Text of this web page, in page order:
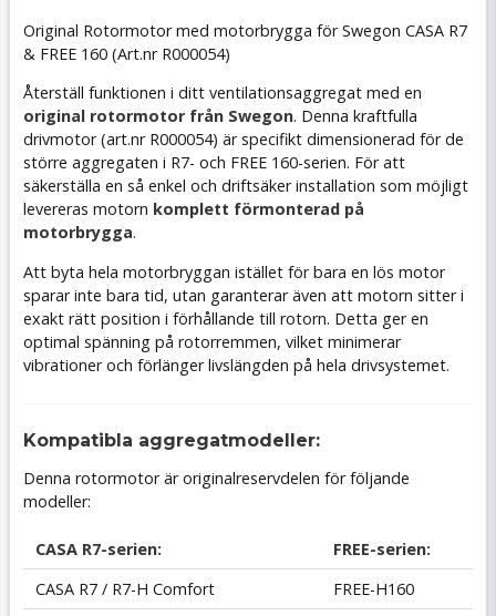
Original Rotormotor med motorbrygga för Swegon CASA R7
& FREE 160 (Art.nr R000054)
Återställ funktionen i ditt ventilationsaggregat med en
original rotormotor från Swegon. Denna kraftfulla
drivmotor (art.nr R000054) är specifikt dimensionerad för de
större aggregaten i R7- och FREE 160-serien. För att
säkerställa en så enkel och driftsäker installation som möjligt
levereras motorn komplett förmonterad på
motorbrygga.
Att byta hela motorbryggan istället för bara en lös motor
sparar inte bara tid, utan garanterar även att motorn sitter i
exakt rätt position i förhållande till rotorn. Detta ger en
optimal spänning på rotorremmen, vilket minimerar
vibrationer och förlänger livslängden på hela drivsystemet.
Kompatibla aggregatmodeller:
Denna rotormotor är originalreservdelen för följande
modeller:
CASA R7-serien:
FREE-serien:
CASA R7 / R7-H Comfort
FREE-H160